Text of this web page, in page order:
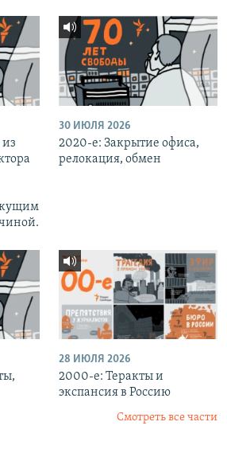
30 ИЮЛЯ 2026
2020-е: Закрытие офиса,
релокация, обмен
28 ИЮЛЯ 2026
2000-е: Теракты и
экспансия в Россию
Смотреть все части